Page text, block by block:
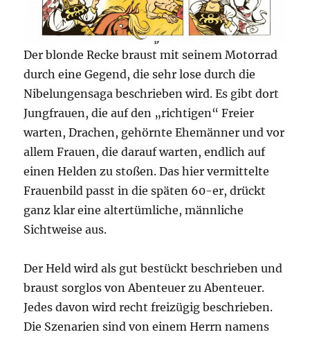
Der blonde Recke braust mit seinem Motorrad
durch eine Gegend, die sehr lose durch die
Nibelungensaga beschrieben wird. Es gibt dort
Jungfrauen, die auf den „richtigen“ Freier
warten, Drachen, gehörnte Ehemänner und vor
allem Frauen, die darauf warten, endlich auf
einen Helden zu stoßen. Das hier vermittelte
Frauenbild passt in die späten 60-er, drückt
ganz klar eine altertümliche, männliche
Sichtweise aus.
Der Held wird als gut bestückt beschrieben und
braust sorglos von Abenteuer zu Abenteuer.
Jedes davon wird recht freizügig beschrieben.
Die Szenarien sind von einem Herrn namens